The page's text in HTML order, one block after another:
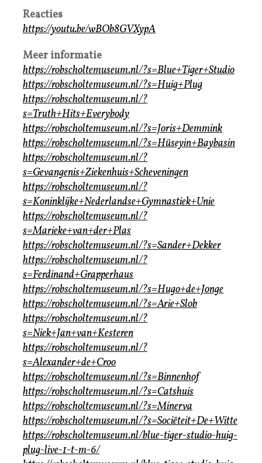
Reacties
https://youtu.be/wBOb8GVXypA
Meer informatie
https://robscholtemuseum.nl/?s=Blue+Tiger+Studio
https://robscholtemuseum.nl/?s=Huig+Plug
https://robscholtemuseum.nl/?
s=Truth+Hits+Everybody
https://robscholtemuseum.nl/?s=Joris+Demmink
https://robscholtemuseum.nl/?s=Hüseyin+Baybasin
https://robscholtemuseum.nl/?
s=Gevangenis+Ziekenhuis+Scheveningen
https://robscholtemuseum.nl/?
s=Koninklijke+Nederlandse+Gymnastiek+Unie
https://robscholtemuseum.nl/?
s=Marieke+van+der+Plas
https://robscholtemuseum.nl/?s=Sander+Dekker
https://robscholtemuseum.nl/?
s=Ferdinand+Grapperhaus
https://robscholtemuseum.nl/?s=Hugo+de+Jonge
https://robscholtemuseum.nl/?s=Arie+Slob
https://robscholtemuseum.nl/?
s=Niek+Jan+van+Kesteren
https://robscholtemuseum.nl/?
s=Alexander+de+Croo
https://robscholtemuseum.nl/?s=Binnenhof
https://robscholtemuseum.nl/?s=Catshuis
https://robscholtemuseum.nl/?s=Minerva
https://robscholtemuseum.nl/?s=Sociëteit+De+Witte
https://robscholtemuseum.nl/blue-tiger-studio-huig-
plug-live-1-t-m-6/